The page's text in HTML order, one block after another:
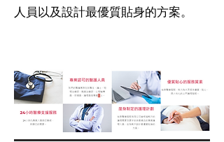
人員以及設計最優質貼身的方案。